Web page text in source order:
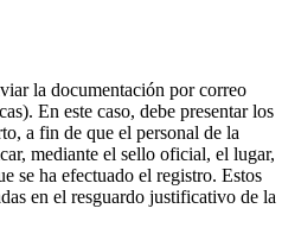
la documentación por correo
En este caso, debe presentar los
a fin de que el personal de la
mediante el sello oficial, el lugar,
se ha efectuado el registro. Estos
en el resguardo justificativo de la